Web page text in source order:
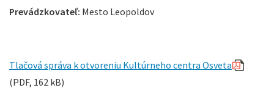
Prevádzkovateľ: Mesto Leopoldov
Tlačová správa k otvoreniu Kultúrneho centra Osveta
(PDF, 162 kB)